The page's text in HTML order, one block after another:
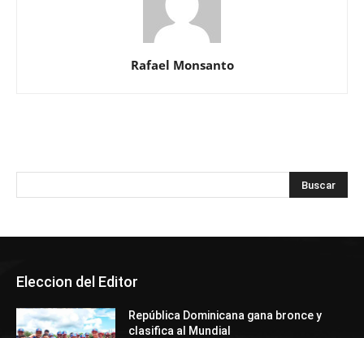
Rafael Monsanto
Eleccion del Editor
República Dominicana gana bronce y
clasifica al Mundial